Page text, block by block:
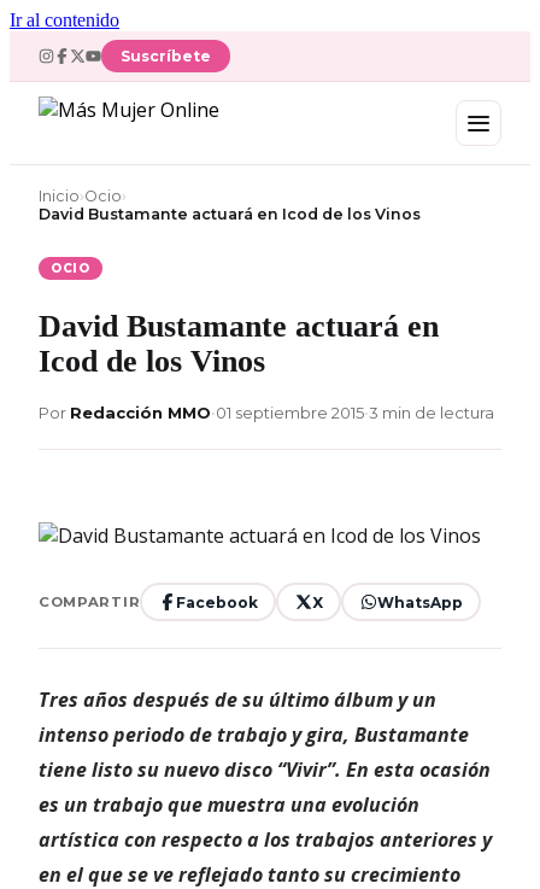
Ir al contenido
Suscríbete
Inicio›Ocio›
David Bustamante actuará en Icod de los Vinos
OCIO
David Bustamante actuará en
Icod de los Vinos
Por Redacción MMO•01 septiembre 2015•3 min de lectura
COMPARTIR Facebook X WhatsApp
Tres años después de su último álbum y un
intenso periodo de trabajo y gira, Bustamante
tiene listo su nuevo disco “Vivir”. En esta ocasión
es un trabajo que muestra una evolución
artística con respecto a los trabajos anteriores y
en el que se ve reflejado tanto su crecimiento